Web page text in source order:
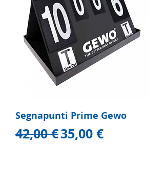
Segnapunti Prime Gewo
Prezzo regolare
42,00 €Prezzo scontato
35,00 €